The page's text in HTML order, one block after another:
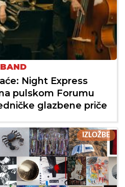
Night Express
pulskom Forumu
glazbene priče
IZLOŽBE